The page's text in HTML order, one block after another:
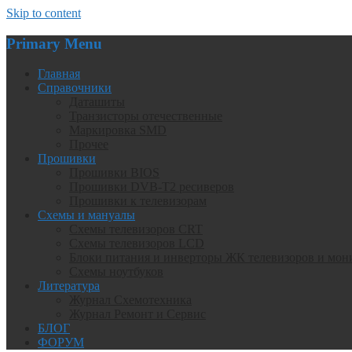
Skip to content
Primary Menu
Главная
Справочники
Прошивки
Схемы и мануалы
Литература
БЛОГ
ФОРУМ